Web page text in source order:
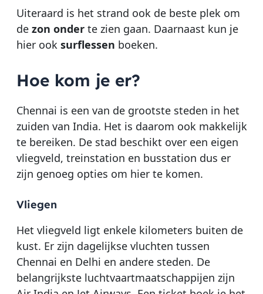
Uiteraard is het strand ook de beste plek om
dezon onderte zien gaan. Daarnaast kun je
hier ook surflessen boeken.
Hoe kom je er?
Chennai is een van de grootste steden in het
zuiden van India. Het is daarom ook makkelijk
te bereiken. De stad beschikt over een eigen
vliegveld, treinstation en busstation dus er
zijn genoeg opties om hier te komen.
Vliegen
Het vliegveld ligt enkele kilometers buiten de
kust. Er zijn dagelijkse vluchten tussen
Chennai en Delhi en andere steden. De
belangrijkste luchtvaartmaatschappijen zijn